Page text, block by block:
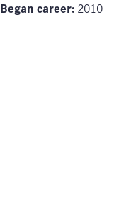
Began career: 2010